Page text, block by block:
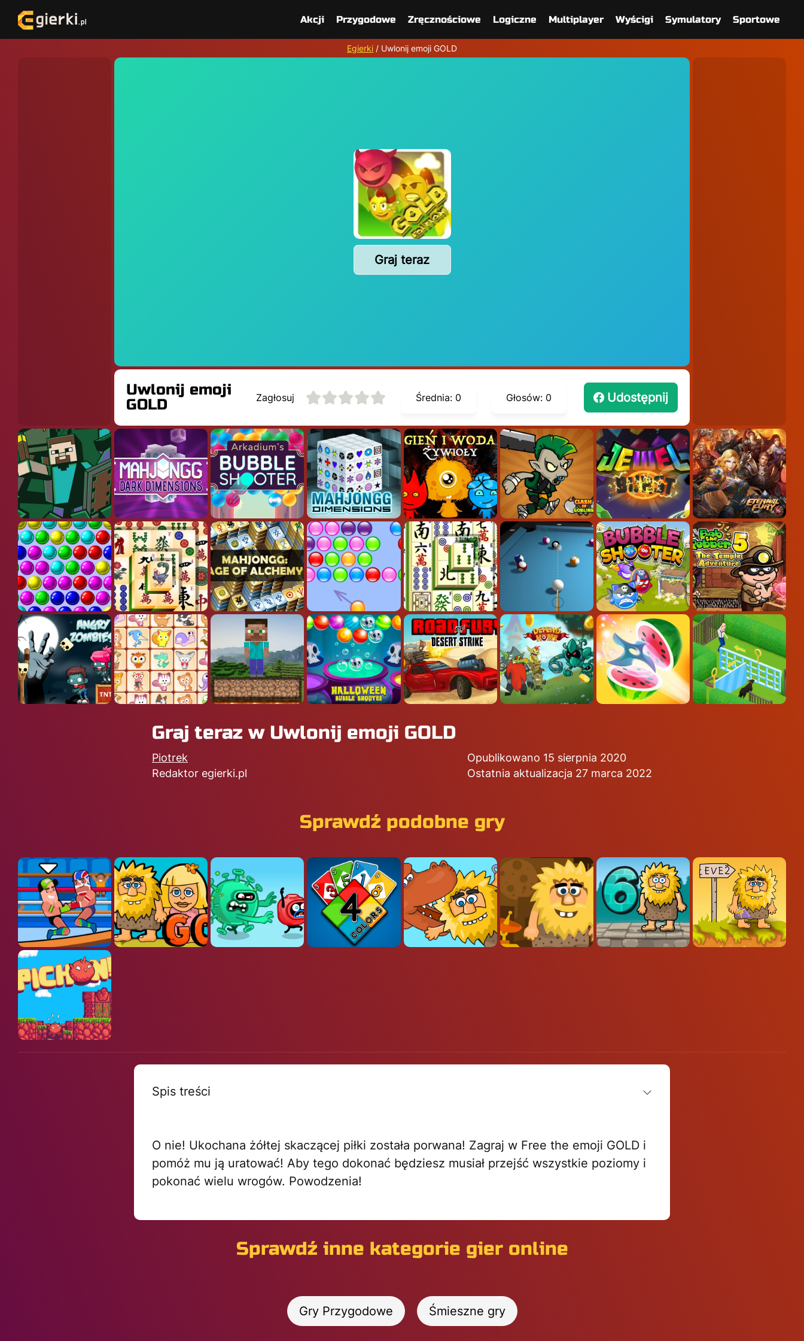
Akcji Przygodowe Zręcznościowe Logiczne Multiplayer Wyścigi Symulatory Sportowe
Egierki / Uwlonij emoji GOLD
Graj teraz
Uwlonij emoji
GOLD
Zagłosuj Średnia: 0 Głosów: 0 Udostępnij
Graj teraz w Uwlonij emoji GOLD
Piotrek
Redaktor egierki.pl
Opublikowano 15 sierpnia 2020
Ostatnia aktualizacja 27 marca 2022
Sprawdź podobne gry
Spis treści
O nie! Ukochana żółtej skaczącej piłki została porwana! Zagraj w Free the emoji GOLD i
pomóż mu ją uratować! Aby tego dokonać będziesz musiał przejść wszystkie poziomy i
pokonać wielu wrogów. Powodzenia!
Sprawdź inne kategorie gier online
Gry Przygodowe Śmieszne gry